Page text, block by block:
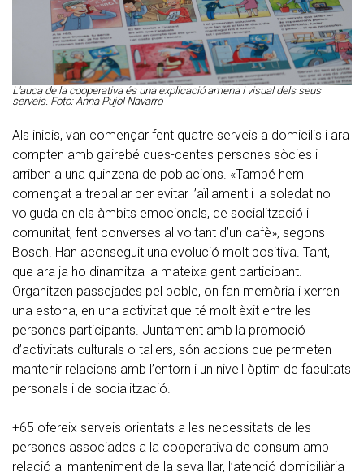
L'auca de la cooperativa és una explicació amena i visual dels seus
serveis. Foto: Anna Pujol Navarro
Als inicis, van començar fent quatre serveis a domicilis i ara
compten amb gairebé dues-centes persones sòcies i
arriben a una quinzena de poblacions. «També hem
començat a treballar per evitar l’aïllament i la soledat no
volguda en els àmbits emocionals, de socialització i
comunitat, fent converses al voltant d’un cafè», segons
Bosch. Han aconseguit una evolució molt positiva. Tant,
que ara ja ho dinamitza la mateixa gent participant.
Organitzen passejades pel poble, on fan memòria i xerren
una estona, en una activitat que té molt èxit entre les
persones participants. Juntament amb la promoció
d’activitats culturals o tallers, són accions que permeten
mantenir relacions amb l’entorn i un nivell òptim de facultats
personals i de socialització.
+65 ofereix serveis orientats a les necessitats de les
persones associades a la cooperativa de consum amb
relació al manteniment de la seva llar, l’atenció domiciliària